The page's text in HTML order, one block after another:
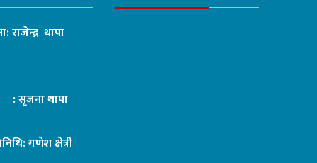
राजेन्द्र थापा
सृजना थापा
गणेश क्षेत्री